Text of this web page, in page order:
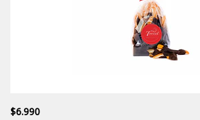
$6.990